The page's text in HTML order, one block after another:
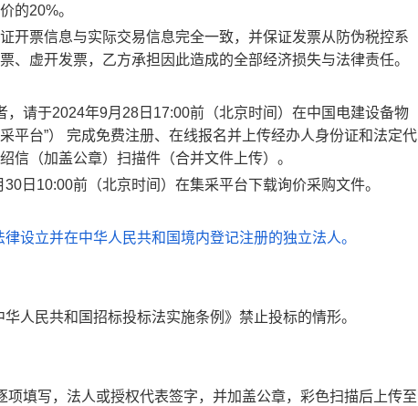
的20%。
开票信息与实际交易信息完全一致，并保证发票从防伪税控系
虚开发票，乙方承担因此造成的全部经济损失与法律责任。
请于2024年9月28日17:00前（北京时间）在中国电建设备物
平台”） 完成免费注册、在线报名并上传经办人身份证和法定代
信（加盖公章）扫描件（合并文件上传）。
日10:00前（北京时间）在集采平台下载询价采购文件。
设立并在中华人民共和国境内登记注册的独立法人。
人民共和国招标投标法实施条例》禁止投标的情形。
填写，法人或授权代表签字，并加盖公章，彩色扫描后上传至